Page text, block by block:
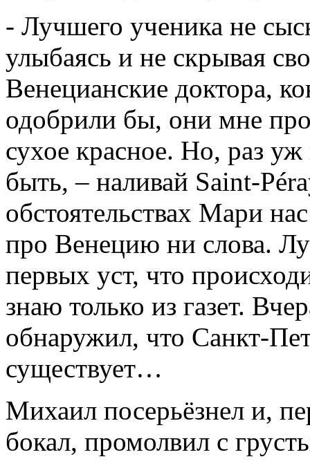
- Лучшего ученика не
улыбаясь и не скрывая
Венецианские доктора,
одобрили бы, они мне
сухое красное. Но, раз
быть, – наливай Saint-
обстоятельствах Мари
про Венецию ни слова.
первых уст, что
знаю только из газет.
обнаружил, что Санкт-
существует…
Михаил посерьёзнел и,
бокал, промолвил с